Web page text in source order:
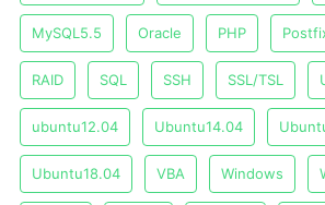
MySQL5.5 Oracle PHP
RAID SQL SSH SSL/TSL
ubuntu12.04 Ubuntu14.04
Ubuntu18.04 VBA Windows